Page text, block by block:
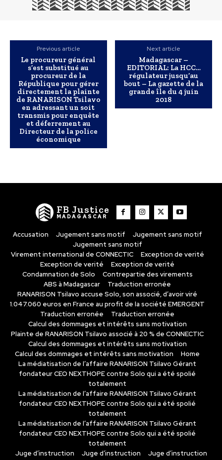
Previous article
Le procureur général
s’est substitué au
procureur de la
République pour gérer
directement la plainte
de RANARISON Tsilavo
en adressant un soit
transmis pour enquête
et déferrement au
Directeur de la police
économique
Next article
Madagascar –
EDITORIAL: La HCC…
régulateur jusqu’au
bout – La gazette de la
grande île du 4 juin
2018
FB Justice
MADAGASCAR
Accusation Jugement sans motif
Jugement sans motif
Jugement sans motif
Virement international de CONNECTIC
Exception de verité
Exception de verité
Exception de verité
Condamnation de Solo
Contrepartie des virements
ABS à Madagascar
Traduction erronée
RANARISON Tsilavo accuse Solo, son associé, d’avoir viré
1.047.060 euros en France au profit de la société EMERGENT
Traduction erronée
Traduction erronée
Calcul des dommages et intérêts sans motivation
Plainte de RANARISON Tsilavo associé à 20 % de CONNECTIC
Calcul des dommages et intérêts sans motivation
Calcul des dommages et intérêts sans motivation
Home
La médiatisation de l’affaire RANARISON Tsilavo Gérant
fondateur CEO NEXTHOPE contre Solo qui a été spolié
totalement
La médiatisation de l’affaire RANARISON Tsilavo Gérant
fondateur CEO NEXTHOPE contre Solo qui a été spolié
totalement
La médiatisation de l’affaire RANARISON Tsilavo Gérant
fondateur CEO NEXTHOPE contre Solo qui a été spolié
totalement
Juge d’instruction
Juge d’instruction Juge d’instruction